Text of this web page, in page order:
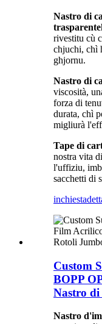
Nastro di
trasparente
rivestitu cù
chjuchi, chì
ghjornu.
Nastro di
viscosità,
forza di
durata, chì
migliurà
Tape di
nostra vita
l'uffiziu,
sacchetti di
inchiesta
Custom
BOPP
Nastro
Nastro